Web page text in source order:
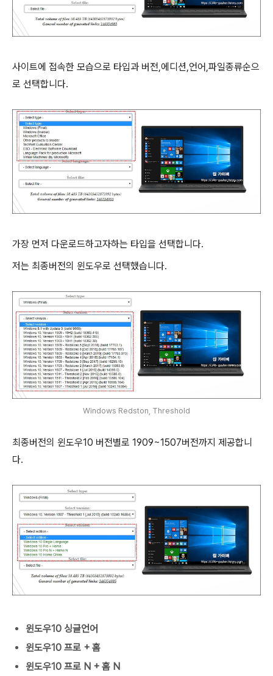
사이트에 접속한 모습으로 타입과 버전,에디션,언어,파일종류순으
로 선택합니다.
가장 먼저 다운로드하고자하는 타입을 선택합니다.
저는 최종버전의 윈도우로 선택했습니다.
Windows Redston, Threshold
최종버전의 윈도우10 버전별로 1909~1507버전까지 제공합니
다.
윈도우10 싱글언어
윈도우10 프로 + 홈
윈도우10 프로 N + 홈 N